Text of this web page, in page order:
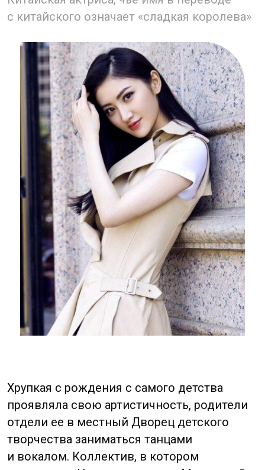
Джейн известна своей вокальной
техникой, за что её часто сравнивают
с Кристиной Агилерой, Мэрайей Кэри
и Сарой Брайтман. Её свистковый регистр
напоминает пение дельфинов, за что сама
Чжан получила на родине прозвище
«принцесса-дельфин».
Отец Джейн работал водителем в крупной
транспортной компании, а мать была
продавщицей. Они развелись, когда Джейн
было 13 лет. Спустя два года, когда умер
отец, Джейн начала петь в местном пабе,
зарабатывая во время учебы в школе.
Во время работы Джейн
экспериментировала с музыкальными
языков. Но позже она бросила его, чтобы
в 2005 году принять участие в китайском
музыкальном телевизионном конкурсе
Super Girl, где она получила свою
популярность, исполняя песни
на китайском, английском и испанском